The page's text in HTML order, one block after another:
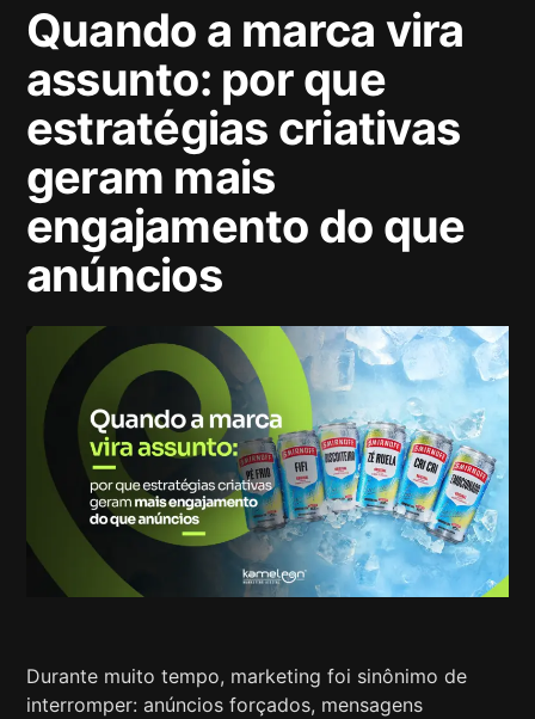
Quando a marca vira
assunto: por que
estratégias criativas
geram mais
engajamento do que
anúncios
Durante muito tempo, marketing foi sinônimo de
interromper: anúncios forçados, mensagens